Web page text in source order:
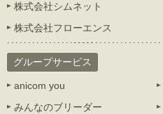
株式会社シムネット
株式会社フローエンス
グループサービス
anicom you
みんなのブリーダー